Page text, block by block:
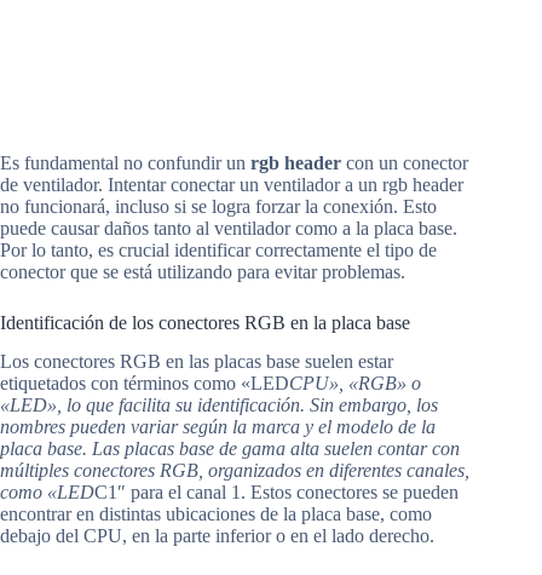
Es fundamental no confundir un rgb header con un conector
de ventilador. Intentar conectar un ventilador a un rgb header
no funcionará, incluso si se logra forzar la conexión. Esto
puede causar daños tanto al ventilador como a la placa base.
Por lo tanto, es crucial identificar correctamente el tipo de
conector que se está utilizando para evitar problemas.
Identificación de los conectores RGB en la placa base
Los conectores RGB en las placas base suelen estar
etiquetados con términos como «LEDCPU», «RGB» o
«LED», lo que facilita su identificación. Sin embargo, los
nombres pueden variar según la marca y el modelo de la
placa base. Las placas base de gama alta suelen contar con
múltiples conectores RGB, organizados en diferentes canales,
como «LEDC1″ para el canal 1. Estos conectores se pueden
encontrar en distintas ubicaciones de la placa base, como
debajo del CPU, en la parte inferior o en el lado derecho.